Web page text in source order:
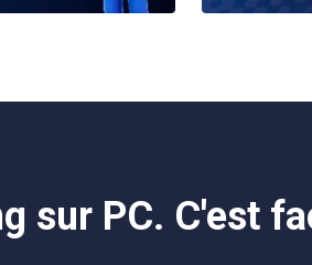
sur PC. C'est